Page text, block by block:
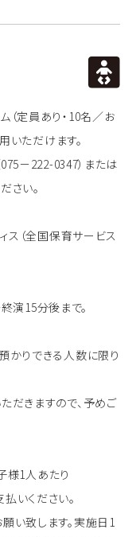
（定員あり・10名／お
いただけます。
－222-0347）または
さい。
ス（全国保育サービス
演15分後まで。
かりできる人数に限り
だきますので、予めご
様1人あたり
いください。
い致します。実施日1